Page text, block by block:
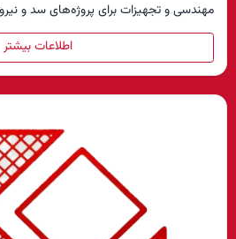
مهندسی و تجهیزات برای پروژه‌های سد و
اطلاعات بیشتر